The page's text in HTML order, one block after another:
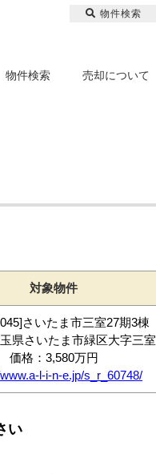
物件検索 売却について
対象物件
さいたま市三室27期3棟
県さいたま市緑区大字三室
価格：3,580万円
l-i-n-e.jp/s_r_60748/
い
物件検索